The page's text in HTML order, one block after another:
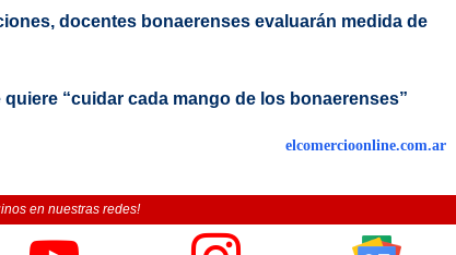
docentes bonaerenses evaluarán medida de
“cuidar cada mango de los bonaerenses”
elcomercioonline.com.ar
en nuestras redes!